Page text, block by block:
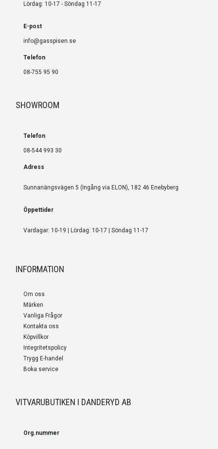
Lördag: 10-17 - Söndag 11-17
E-post
info@gasspisen.se
Telefon
08-755 95 90
SHOWROOM
Telefon
08-544 993 30
Adress
Sunnanängsvägen 5 (Ingång via ELON), 182 46 Enebyberg
Öppettider
Vardagar: 10-19 | Lördag: 10-17 | Söndag 11-17
INFORMATION
Om oss
Märken
Vanliga Frågor
Kontakta oss
Köpvillkor
Integritetspolicy
Trygg E-handel
Boka service
VITVARUBUTIKEN I DANDERYD AB
Org.nummer